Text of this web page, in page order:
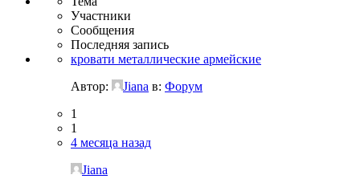
Участники
Сообщения
Последняя запись
кровати металлические армейские
Автор:
Jiana в: Форум
1
1
4 месяца назад
Jiana